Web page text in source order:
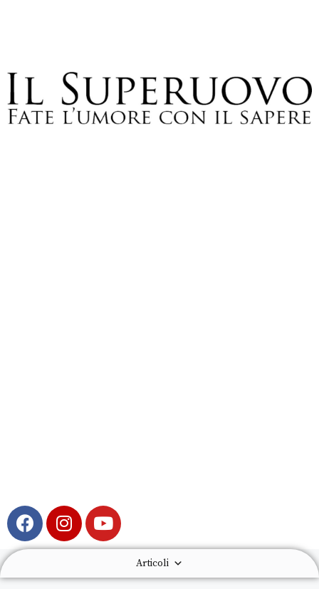
Articoli